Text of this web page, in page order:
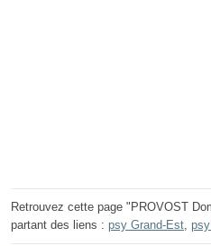
Retrouvez cette page "PROVOST
partant des liens : psy Grand-Est